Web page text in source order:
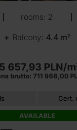
rooms: 2
Balcony: 4.4 m²
657,93 PLN/
brutto: 711 966,00
Cert.
AVAILABLE